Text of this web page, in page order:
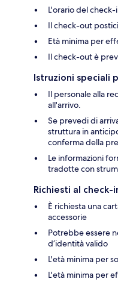
L'orario del
Il check-out
Età minima per
Il check-out è
Istruzioni speciali
Il personale alla
all'arrivo.
Se prevedi di
struttura in
conferma della
Le informazioni
tradotte con
Richiesti al check-
È richiesta una
accessorie
Potrebbe essere
d’identità valido
L'età minima per
L'età minima per